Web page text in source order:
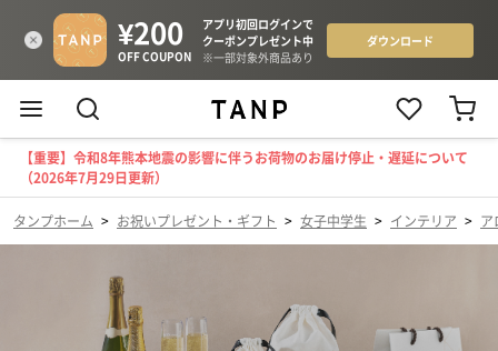
【重要】令和8年熊本地震の影響に伴うお荷物のお届け停止・遅延について
（2026年7月29日更新）
タンプホーム > お祝いプレゼント・ギフト > 女子中学生 > インテリア > ア